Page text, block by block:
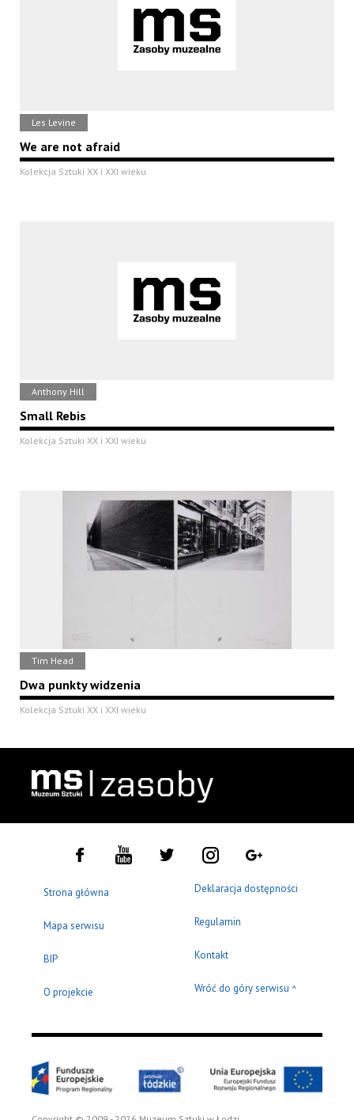
Les Levine
We are not afraid
Kolekcja Sztuki XX i XXI wieku
Anthony Hill
Small Rebis
Kolekcja Sztuki XX i XXI wieku
Tim Head
Dwa punkty widzenia
Kolekcja Sztuki XX i XXI wieku
Strona główna
Mapa serwisu
BIP
O projekcie
Deklaracja dostępności
Regulamin
Kontakt
Wróć do góry serwisu ^